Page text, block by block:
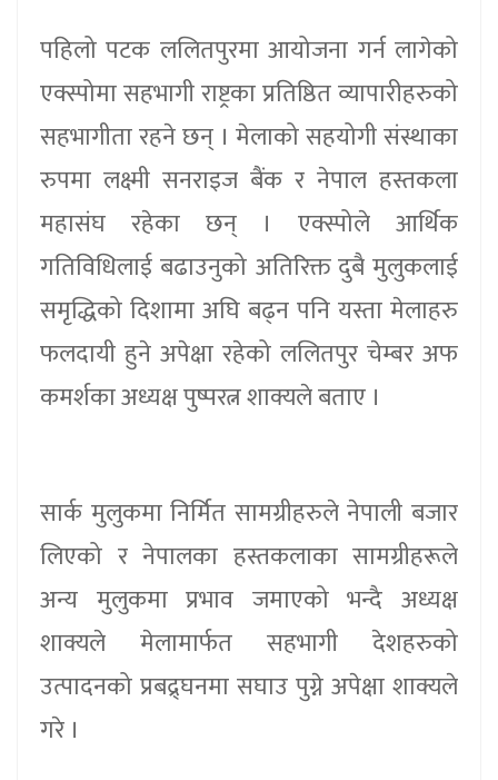
पहिलो पटक ललितपुरमा आयोजना गर्न लागेको
एक्स्पोमा सहभागी राष्ट्रका प्रतिष्ठित व्यापारीहरुको
सहभागीता रहने छन् । मेलाको सहयोगी संस्थाका
रुपमा लक्ष्मी सनराइज बैंक र नेपाल हस्तकला
महासंघ रहेका छन् । एक्स्पोले आर्थिक
गतिविधिलाई बढाउनुको अतिरिक्त दुबै मुलुकलाई
समृद्धिको दिशामा अघि बढ्न पनि यस्ता मेलाहरु
फलदायी हुने अपेक्षा रहेको ललितपुर चेम्बर अफ
कमर्शका अध्यक्ष पुष्परत्न शाक्यले बताए ।
सार्क मुलुकमा निर्मित सामग्रीहरुले नेपाली बजार
लिएको र नेपालका हस्तकलाका सामग्रीहरूले
अन्य मुलुकमा प्रभाव जमाएको भन्दै अध्यक्ष
शाक्यले मेलामार्फत सहभागी देशहरुको
उत्पादनको प्रबद्र्घनमा सघाउ पुग्ने अपेक्षा शाक्यले
गरे ।